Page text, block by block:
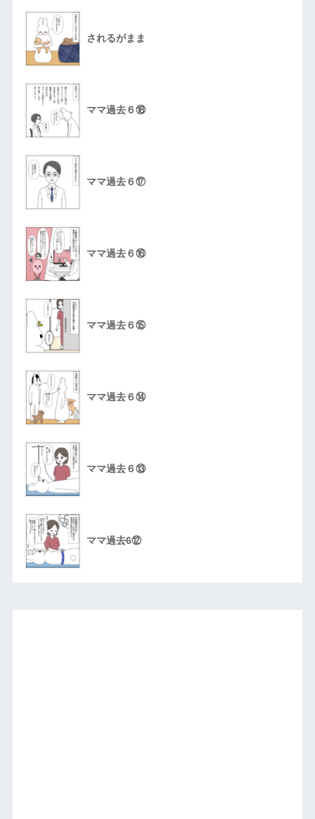
されるがまま
ママ過去６⑱
ママ過去６⑰
ママ過去６⑯
ママ過去６⑮
ママ過去６⑭
ママ過去６⑬
ママ過去6⑫